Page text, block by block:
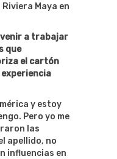
Maya en
venir a trabajar
que
el cartón
y estoy
Pero yo me
las
apellido, no
influencias en